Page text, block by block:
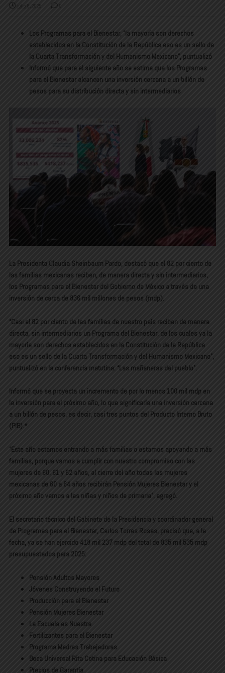
julio 8, 2025 0
Los Programas para el Bienestar, “la mayoría son derechos
establecidos en la Constitución de la República eso es un sello de
la Cuarta Transformación y del Humanismo Mexicano”, puntualizó
Informó que para el siguiente año se estima que los Programas
para el Bienestar alcancen una inversión cercana a un billón de
pesos para su distribución directa y sin intermediarios
La Presidenta Claudia Sheinbaum Pardo, destacó que el 82 por ciento de
las familias mexicanas reciben, de manera directa y sin intermediarios,
los Programas para el Bienestar del Gobierno de México a través de una
inversión de cerca de 836 mil millones de pesos (mdp).
“Casi el 82 por ciento de las familias de nuestro país reciben de manera
directa, sin intermediarios un Programa del Bienestar, de los cuales ya la
mayoría son derechos establecidos en la Constitución de la República
eso es un sello de la Cuarta Transformación y del Humanismo Mexicano”,
puntualizó en la conferencia matutina: “Las mañaneras del pueblo”.
Informó que se proyecta un incremento de por lo menos 100 mil mdp en
la inversión para el próximo año, lo que significaría una inversión cercana
a un billón de pesos, es decir, casi tres puntos del Producto Interno Bruto
(PIB).*
“Este año estamos entrando a más familias o estamos apoyando a más
familias, porque vamos a cumplir con nuestro compromiso con las
mujeres de 60, 61 y 62 años, al cierre del año todas las mujeres
mexicanas de 60 a 64 años recibirán Pensión Mujeres Bienestar y el
próximo año vamos a las niñas y niños de primaria”, agregó.
El secretario técnico del Gabinete de la Presidencia y coordinador general
de Programas para el Bienestar, Carlos Torres Rosas, precisó que, a la
fecha, ya se han ejercido 418 mil 237 mdp del total de 835 mil 535 mdp
presupuestados para 2025:
Pensión Adultos Mayores
Jóvenes Construyendo el Futuro
Producción para el Bienestar
Pensión Mujeres Bienestar
La Escuela es Nuestra
Fertilizantes para el Bienestar
Programa Madres Trabajadoras
Beca Universal Rita Cetina para Educación Básica
Precios de Garantía